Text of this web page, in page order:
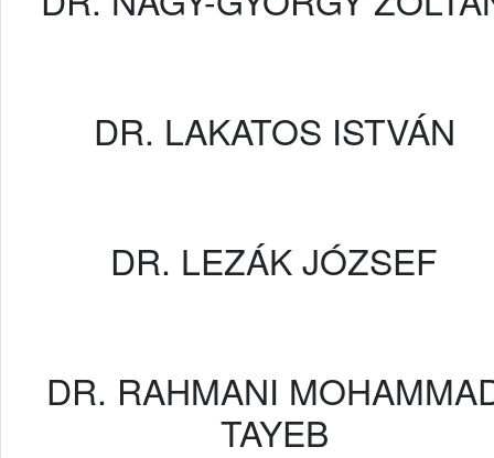
DR. LAKATOS ISTVÁN
DR. LEZÁK JÓZSEF
DR. RAHMANI
TAYEB